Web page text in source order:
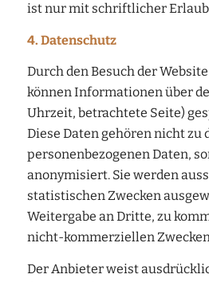
ist nur mit schriftlicher
4. Datenschutz
Durch den Besuch der
können Informationen über
Uhrzeit, betrachtete Seite)
Diese Daten gehören nicht zu
personenbezogenen Daten,
anonymisiert. Sie werden
statistischen Zwecken
Weitergabe an Dritte, zu
nicht-kommerziellen
Der Anbieter weist